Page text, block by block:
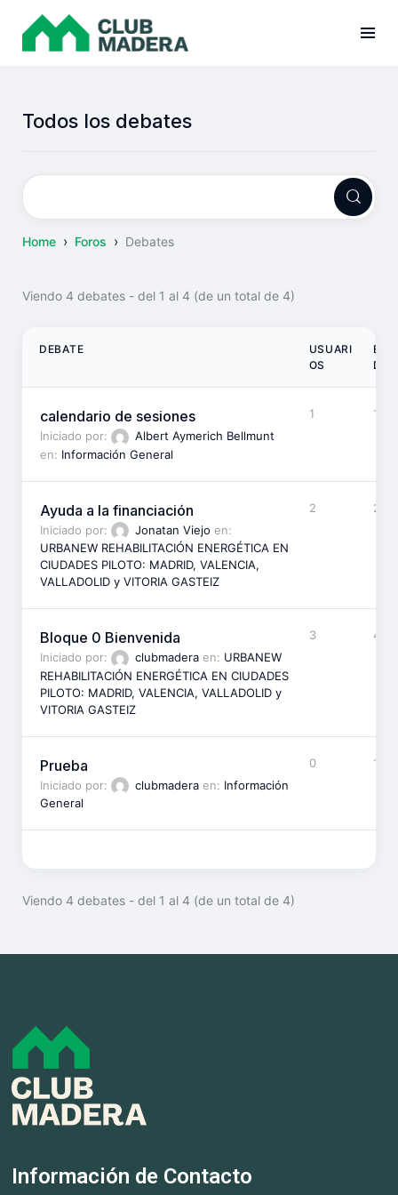
Todos los debates
Home › Foros › Debates
Viendo 4 debates - del 1 al 4 (de un total de 4)
DEBATE
USUARI
OS
DAS
calendario de sesiones
Iniciado por:
Albert Aymerich Bellmunt
en: Información General
1 1
Ayuda a la financiación
Iniciado por: Jonatan Viejo en:
URBANEW REHABILITACIÓN ENERGÉTICA EN
CIUDADES PILOTO: MADRID, VALENCIA,
VALLADOLID y VITORIA GASTEIZ
2 2
Bloque 0 Bienvenida
Iniciado por: clubmadera en: URBANEW
REHABILITACIÓN ENERGÉTICA EN CIUDADES
PILOTO: MADRID, VALENCIA, VALLADOLID y
VITORIA GASTEIZ
3 4
Prueba
Iniciado por: clubmadera en: Información
General
0 1
Viendo 4 debates - del 1 al 4 (de un total de 4)
Información de Contacto